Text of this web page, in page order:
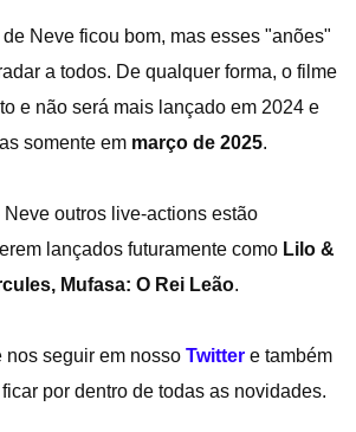
Neve ficou bom, mas esses "anões"
a todos. De qualquer forma, o filme
e não será mais lançado em 2024 e
somente em março de 2025.
outros live-actions estão
lançados futuramente como Lilo &
Mufasa: O Rei Leão.
nos seguir em nossoTwitter e também
por dentro de todas as novidades.